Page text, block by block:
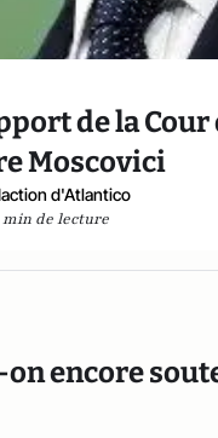
de la
Moscovici
d'Atlantico
min de lecture
encore